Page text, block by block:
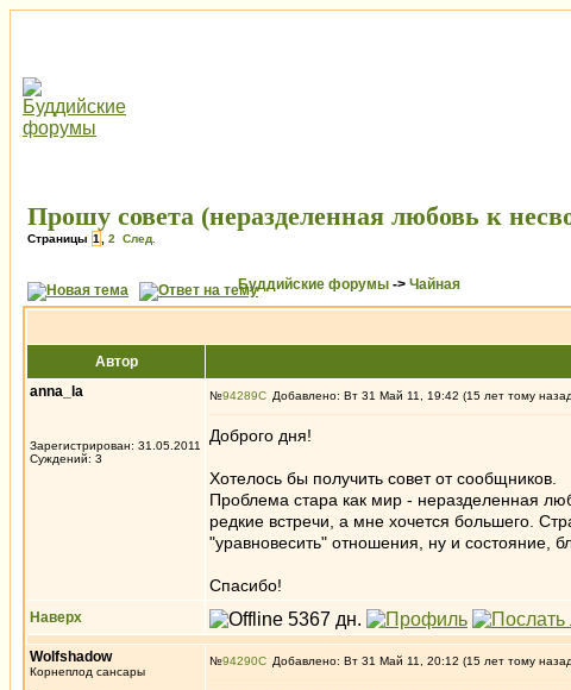
Прошу совета (неразделенная любовь к
Страницы 1 2 След.
Буддийские форумы -> Чайная
Автор
anna_la
Зарегистрирован: 31.05.2011
Суждений: 3
№94289 Добавлено: Вт 31 Май 11, 19:42 (15 лет тому
Доброго дня!
Хотелось бы получить совет от сообщников.
Проблема стара как мир - неразделенная
редкие встречи, а мне хочется большего.
"уравновесить" отношения, ну и состояние,
Спасибо!
Наверх
Wolfshadow
Корнеплод сансары
№94290 Добавлено: Вт 31 Май 11, 20:12 (15 лет тому